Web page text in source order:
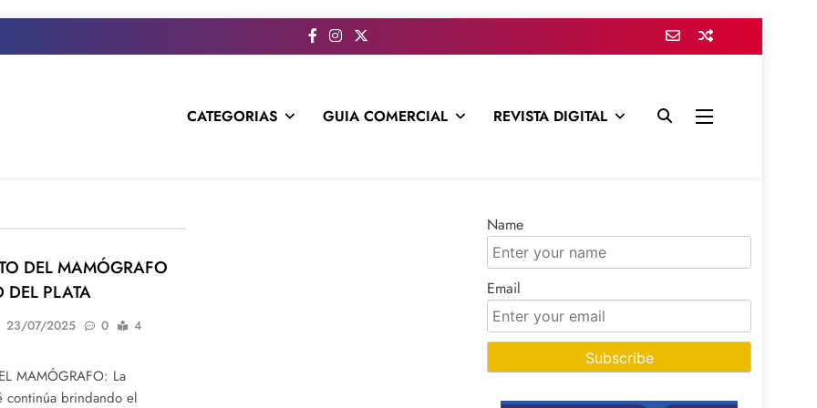
CATEGORIAS GUIA COMERCIAL REVISTA DIGITAL
DEL MAMÓGRAFO
PLATA
23/07/2025 0
4
MAMÓGRAFO: La
continúa brindando el
Name
Email